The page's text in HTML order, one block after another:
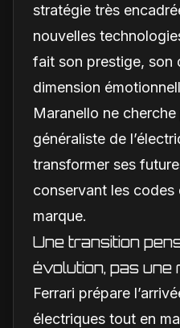
stratégie très
nouvelles
fait son prestige, son
dimension
Maranello ne
généraliste de
transformer ses
conservant les codes
marque.
Une transition
évolution, pas une
Ferrari prépare
électriques tout en